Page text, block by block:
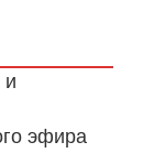
и
эфира